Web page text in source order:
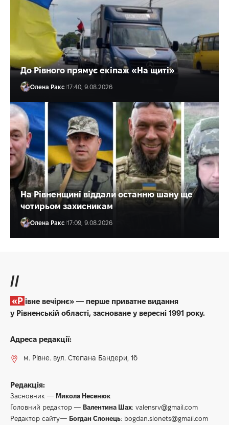
До Рівного прямує екіпаж «На щиті»
Олена Ракс 17:40, 9.08.2026
На Рівненщині віддали останню шану ще
чотирьом захисникам
Олена Ракс 17:09, 9.08.2026
//
«Рівне вечірнє» — перше приватне видання
у Рівненській області, засноване у вересні 1991 року.
Адреса редакції:
м. Рівне. вул. Степана Бандери, 1б
Редакція:
Засновник — Микола Несенюк
Головний редактор — Валентина Шах: valensrv@gmail.com
Редактор сайту— Богдан Слонець: bogdan.slonets@gmail.com